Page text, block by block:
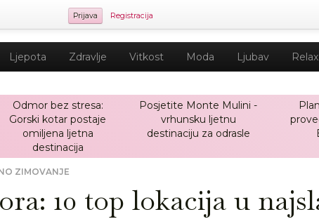
Prijava Registracija
Ljepota Zdravlje Vitkost Moda Ljubav Relax
Odmor bez stresa:
Gorski kotar postaje
omiljena ljetna
destinacija
Posjetite Monte Mulini -
vrhunsku ljetnu
destinaciju za odrasle
ZIMOVANJE
10 top lokacija u